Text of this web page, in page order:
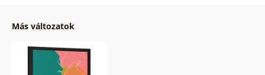
Más változatok